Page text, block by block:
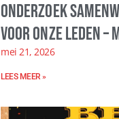
Onderzoek
voor onze leden –
mei 21, 2026
LEES MEER »